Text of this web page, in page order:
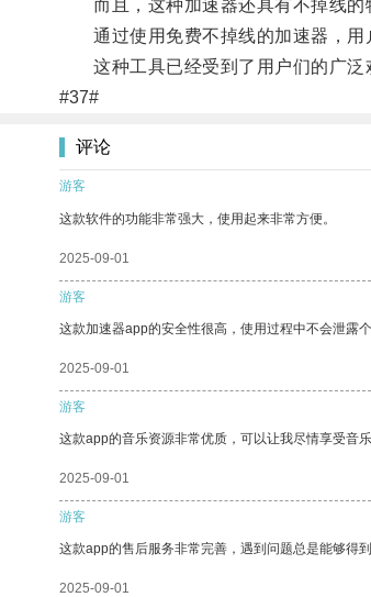
而且，这种加速器还具有不掉线的
通过使用免费不掉线的加速器，用
这种工具已经受到了用户们的广泛
#37#
评论
游客
这款软件的功能非常强大，使用起来非常方便。
2025-09-01
游客
这款加速器app的安全性很高，使用过程中不会泄露
2025-09-01
游客
这款app的音乐资源非常优质，可以让我尽情享受音乐
2025-09-01
游客
这款app的售后服务非常完善，遇到问题总是能够得
2025-09-01